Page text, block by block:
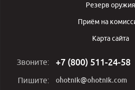
Резерв оружия
Приём на
Карта сайта
Звоните: +7 (800) 511-24-58
Пишите: ohotnik@ohotnik.com